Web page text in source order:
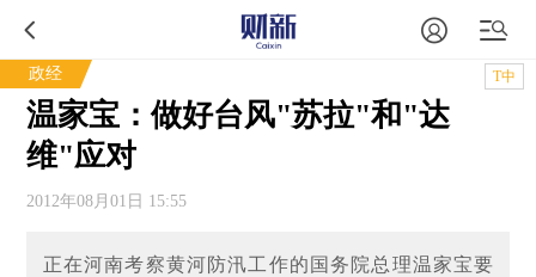
政经 T中
温家宝：做好台风"苏拉"和"达
维"应对
2012年08月01日 15:55
正在河南考察黄河防汛工作的国务院总理温家宝要